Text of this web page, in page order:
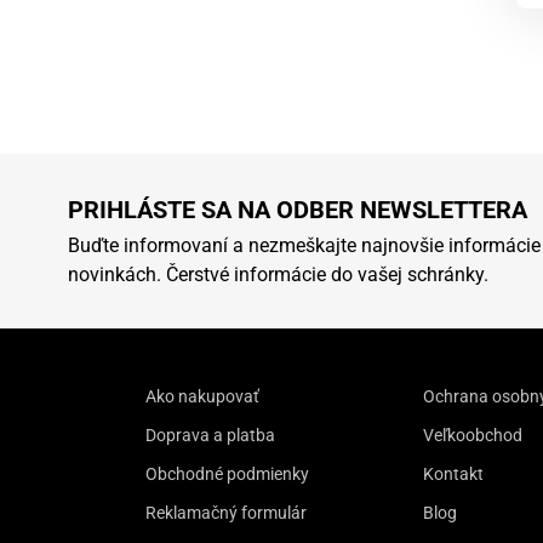
PRIHLÁSTE SA NA ODBER NEWSLETTERA
Buďte informovaní a nezmeškajte najnovšie
novinkách. Čerstvé informácie do vašej schránky.
Ako nakupovať
Doprava a platba
Obchodné podmienky
Reklamačný formulár
Ochrana
Veľkoobchod
Kontakt
Blog